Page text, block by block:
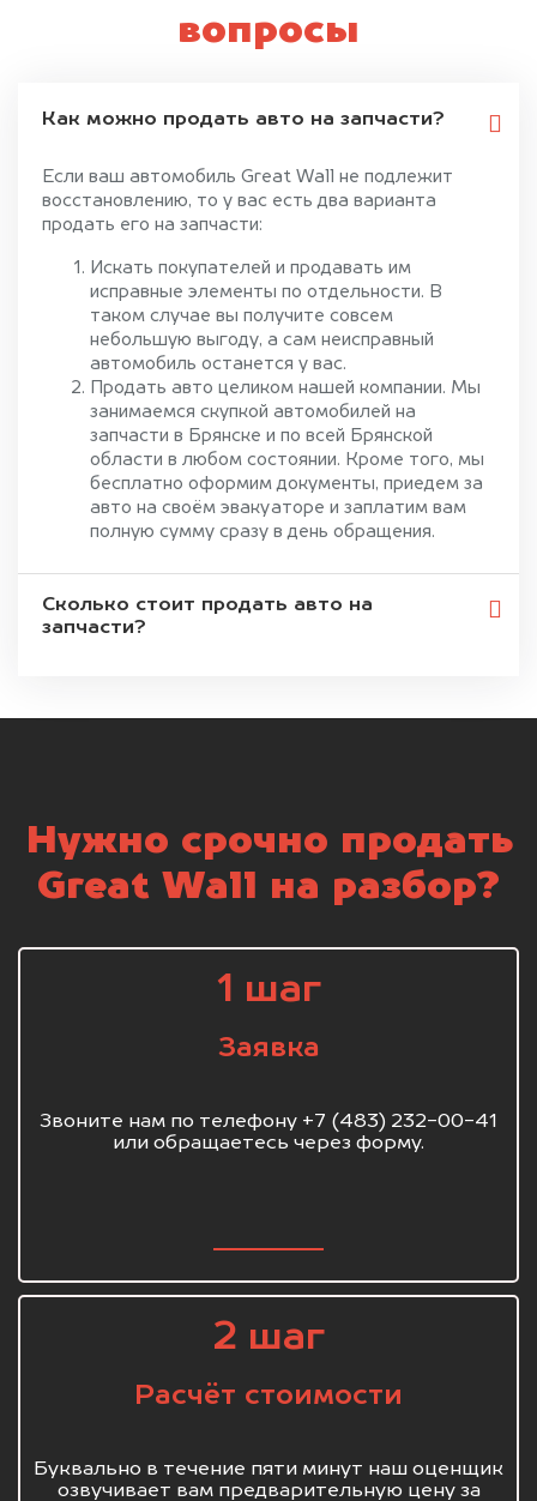
вопросы
Как можно продать авто на запчасти?
Если ваш автомобиль Great Wall не подлежит
восстановлению, то у вас есть два варианта
продать его на запчасти:
Искать покупателей и продавать им
исправные элементы по отдельности. В
таком случае вы получите совсем
небольшую выгоду, а сам неисправный
автомобиль останется у вас.
Продать авто целиком нашей компании. Мы
занимаемся скупкой автомобилей на
запчасти в Брянске и по всей Брянской
области в любом состоянии. Кроме того, мы
бесплатно оформим документы, приедем за
авто на своём эвакуаторе и заплатим вам
полную сумму сразу в день обращения.
Сколько стоит продать авто на
запчасти?
Нужно срочно продать
Great Wall на разбор?
1 шаг
Заявка
Звоните нам по телефону +7 (483) 232-00-41
или обращаетесь через форму.
2 шаг
Расчёт стоимости
Буквально в течение пяти минут наш оценщик
озвучивает вам предварительную цену за